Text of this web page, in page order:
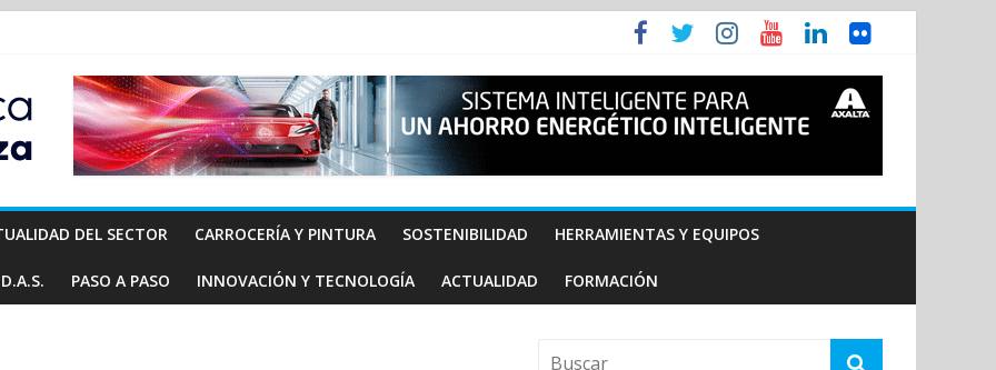
DEL SECTOR CARROCERÍA Y PINTURA SOSTENIBILIDAD HERRAMIENTAS Y EQUIPOS
PASO A PASO INNOVACIÓN Y TECNOLOGÍA ACTUALIDAD FORMACIÓN